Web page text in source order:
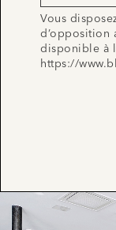
Vous
d’opposition
disponible à
https://